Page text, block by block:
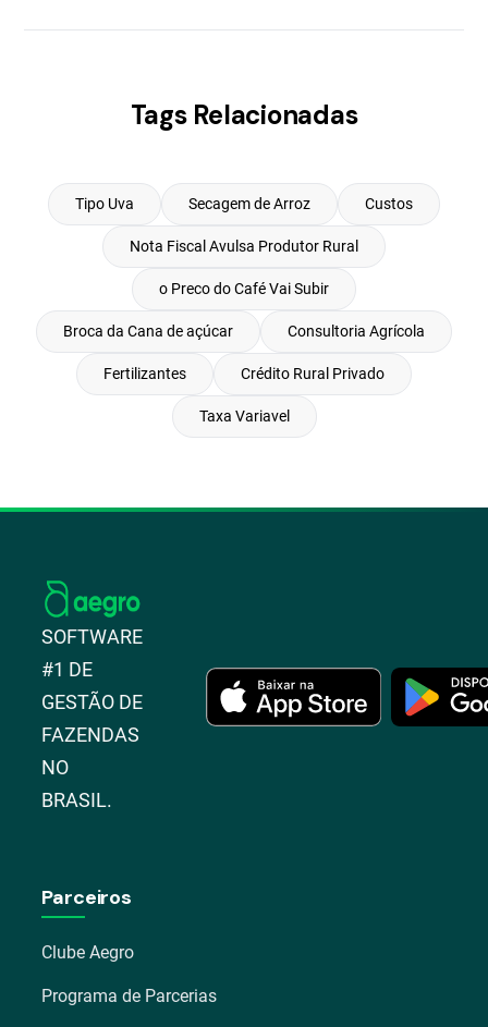
Tags Relacionadas
Tipo Uva Secagem de Arroz Custos
Nota Fiscal Avulsa Produtor Rural
o Preco do Café Vai Subir
Broca da Cana de açúcar Consultoria Agrícola
Fertilizantes Crédito Rural Privado
Taxa Variavel
SOFTWARE
#1 DE
GESTÃO DE
FAZENDAS
NO
BRASIL.
Parceiros
Clube Aegro
Programa de Parcerias